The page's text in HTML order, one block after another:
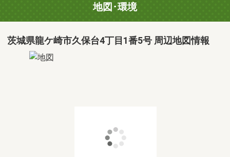
地図･環境
茨城県龍ケ崎市久保台4丁目1番5号 周辺地図情報